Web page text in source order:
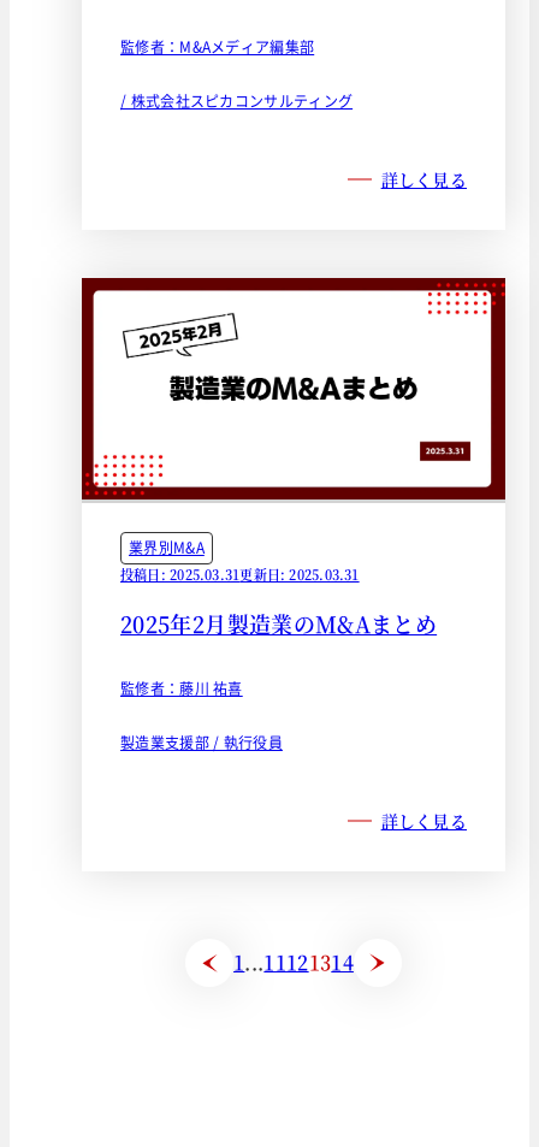
監修者：M&Aメディア編集部
/ 株式会社スピカコンサルティング
詳しく見る
業界別M&A
投稿日: 2025.03.31更新日: 2025.03.31
2025年2月製造業のM&Aまとめ
監修者：藤川 祐喜
製造業支援部 / 執行役員
詳しく見る
1...11121314